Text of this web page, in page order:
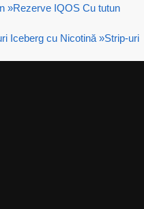
»Rezerve IQOS Cu tutun
Iceberg cu Nicotină »Strip-uri